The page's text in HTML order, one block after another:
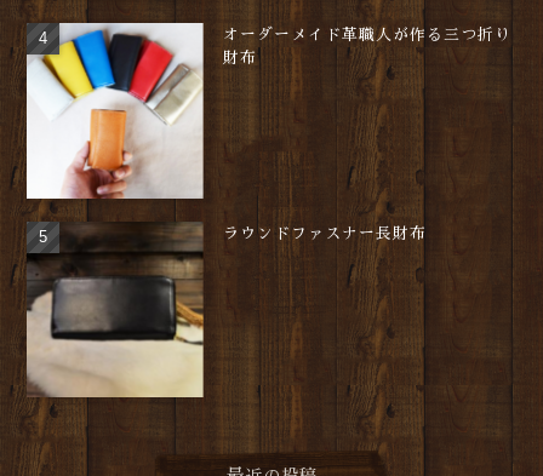
オーダーメイド革職人が作る三つ折り
財布
ラウンドファスナー長財布